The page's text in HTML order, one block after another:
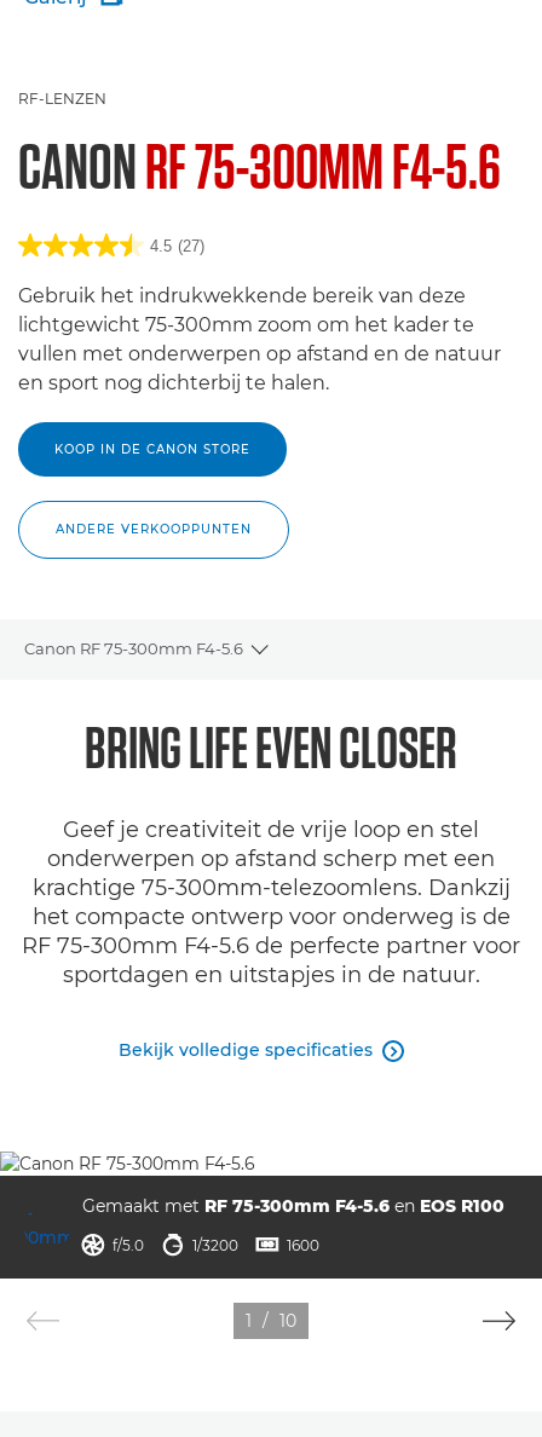
RF-LENZEN
CANONRF 75-300MM F4-5.6
4.5 (27)
Gebruik het indrukwekkende bereik van deze
lichtgewicht 75-300mm zoom om het kader te
vullen met onderwerpen op afstand en de natuur
en sport nog dichterbij te halen.
KOOP IN DE CANON STORE
ANDERE VERKOOPPUNTEN
Canon RF 75-300mm F4-5.6
Toggle breadcrumbs
Specificaties
Galerij
Reviews
Support
BRING LIFE EVEN CLOSER
Geef je creativiteit de vrije loop en stel
onderwerpen op afstand scherp met een
krachtige 75-300mm-telezoomlens. Dankzij
het compacte ontwerp voor onderweg is de
RF 75-300mm F4-5.6 de perfecte partner voor
sportdagen en uitstapjes in de natuur.
Bekijk volledige specificaties 
Gemaakt met RF 75-300mm F4-5.6 en EOS R100
diafragma
 f/5.0 sluitertijd
 1/3200 ISO
 1600
1 / 10